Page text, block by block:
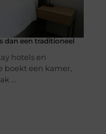
dan een traditioneel
hotels en
boekt een kamer,
...